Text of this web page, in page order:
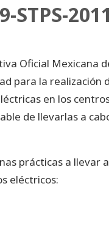
STPS-
Oficial Mexicana
para la realización
en los
de llevarlas a
prácticas a llevar
eléctricos: